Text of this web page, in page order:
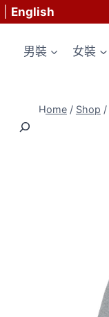
English
男裝 女裝
Home / Shop /